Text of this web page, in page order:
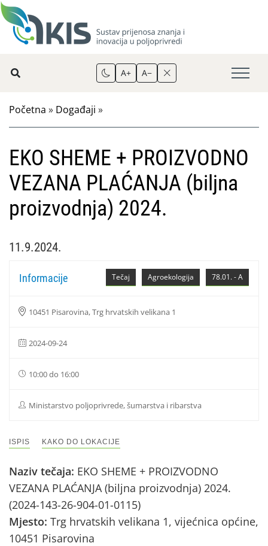
A+ A−
Početna » Događaji »
EKO SHEME + PROIZVODNO
VEZANA PLAĆANJA (biljna
proizvodnja) 2024.
11.9.2024.
78.01. - A
Agroekologija
Tečaj
Informacije
10451 Pisarovina, Trg hrvatskih velikana 1
2024-09-24
10:00 do 16:00
Ministarstvo poljoprivrede, šumarstva i ribarstva
ISPIS KAKO DO LOKACIJE
Naziv tečaja: EKO SHEME + PROIZVODNO
VEZANA PLAĆANJA (biljna proizvodnja) 2024.
(2024-143-26-904-01-0115)
Mjesto: Trg hrvatskih velikana 1, vijećnica općine,
10451 Pisarovina